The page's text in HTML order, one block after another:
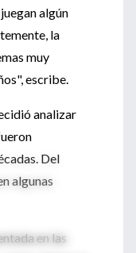
algún
la
muy
escribe.
analizar
Del
algunas
en las